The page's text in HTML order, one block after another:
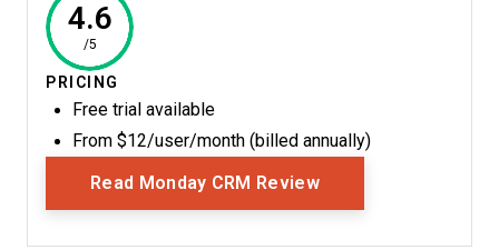
4.6
/5
PRICING
Free trial available
From $12/user/month (billed annually)
Read Monday CRM ReviewOpens New Window